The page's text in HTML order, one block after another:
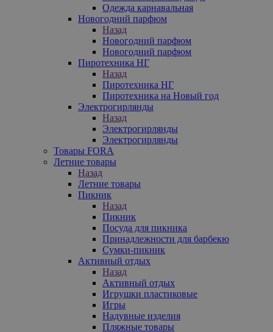
Одежда карнавальная
Новогодний парфюм
Назад
Новогодний парфюм
Новогодний парфюм
Пиротехника НГ
Назад
Пиротехника НГ
Пиротехника на Новый год
Электрогирлянды
Назад
Электрогирлянды
Электрогирлянды
Товары FORA
Летние товары
Назад
Летние товары
Пикник
Назад
Пикник
Посуда для пикника
Принадлежности для барбекю
Сумки-пикник
Активный отдых
Назад
Активный отдых
Игрушки пластиковые
Игры
Надувные изделия
Пляжные товары